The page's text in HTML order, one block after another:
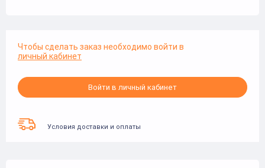
Чтобы сделать заказ необходимо войти в
личный кабинет
Войти в личный кабинет
Условия доставки и оплаты